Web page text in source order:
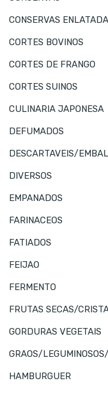
CONSERVAS
CORTES BOVINOS
CORTES DE FRANGO
CORTES SUINOS
CULINARIA JAPONESA
DEFUMADOS
DESCARTAVEIS/
DIVERSOS
EMPANADOS
FARINACEOS
FATIADOS
FEIJAO
FERMENTO
FRUTAS SECAS/
GORDURAS VEGETAIS
GRAOS/
HAMBURGUER